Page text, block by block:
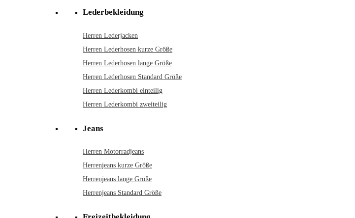
Lederbekleidung
Herren Lederjacken
Herren Lederhosen kurze Größe
Herren Lederhosen lange Größe
Herren Lederhosen Standard Größe
Herren Lederkombi einteilig
Herren Lederkombi zweiteilig
Jeans
Herren Motorradjeans
Herrenjeans kurze Größe
Herrenjeans lange Größe
Herrenjeans Standard Größe